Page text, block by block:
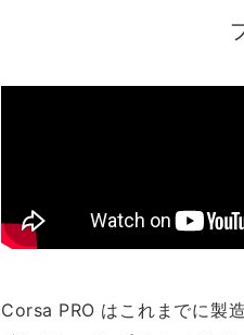
Corsa PRO はこれまでに製